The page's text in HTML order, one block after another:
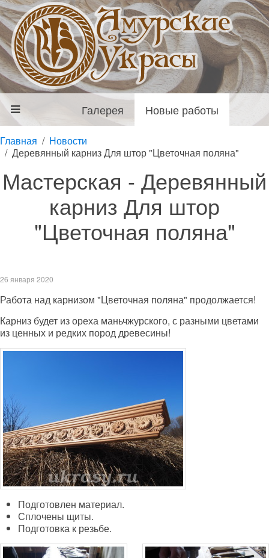
Галерея Новые работы
Главная
Новости
Деревянный карниз Для штор "Цветочная поляна"
Мастерская - Деревянный
карниз Для штор
"Цветочная поляна"
26 января 2020
Работа над карнизом "Цветочная поляна" продолжается!
Карниз будет из ореха маньчжурского, с разными цветами
из ценных и редких пород древесины!
Подготовлен материал.
Сплочены щиты.
Подготовка к резьбе.